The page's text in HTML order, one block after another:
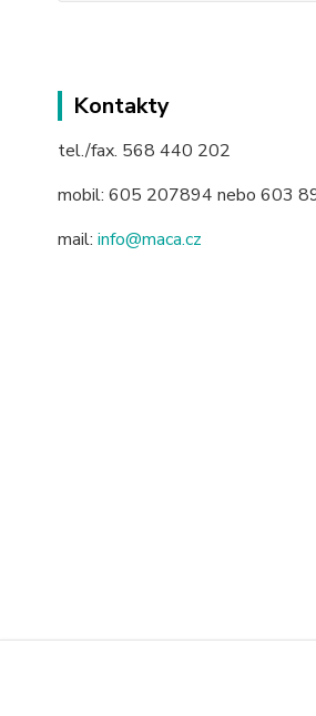
Kontakty
tel./fax. 568 440 202
mobil: 605 207894 nebo 603
mail: info@maca.cz